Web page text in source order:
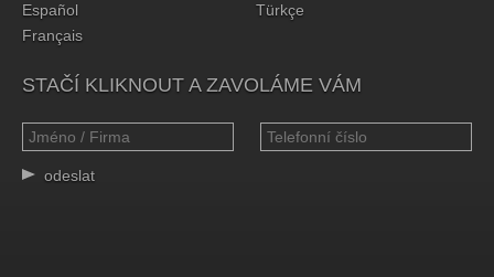
Español
Français
Türkçe
STAČÍ KLIKNOUT A ZAVOLÁME VÁM
odeslat